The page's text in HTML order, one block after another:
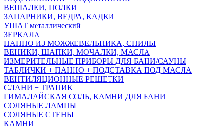
ВЕШАЛКИ, ПОЛКИ
ЗАПАРНИКИ, ВЕДРА, КАДКИ
УШАТ металлический
ЗЕРКАЛА
ПАННО ИЗ МОЖЖЕВЕЛЬНИКА, СПИЛЫ
ВЕНИКИ, ШАПКИ, МОЧАЛКИ, МАСЛА
ИЗМЕРИТЕЛЬНЫЕ ПРИБОРЫ ДЛЯ БАНИ/САУНЫ
ТАБЛИЧКИ + ПАННО + ПОДСТАВКА ПОД МАСЛА
ВЕНТИЛЯЦИОННЫЕ РЕШЕТКИ
СЛАНИ + ТРАПИК
ГИМАЛАЙСКАЯ СОЛЬ, КАМНИ ДЛЯ БАНИ
СОЛЯНЫЕ ЛАМПЫ
СОЛЯНЫЕ СТЕНЫ
КАМНИ